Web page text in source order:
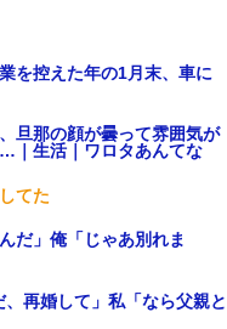
を控えた年の1月末、車に
旦那の顔が曇って雰囲気が
…｜生活｜ワロタあんてな
てた
だ」俺「じゃあ別れま
再婚して」私「なら父親と